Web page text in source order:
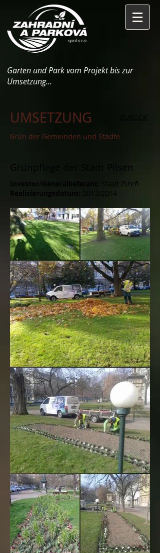
Garten und Park vom Projekt bis zur
Umsetzung...
UMSETZUNG
Grün der Gemeinden und Städte
Grünpflege der Stadt Pilsen
Stadt Plzeň
Realisierungsdatum:
2013/2014